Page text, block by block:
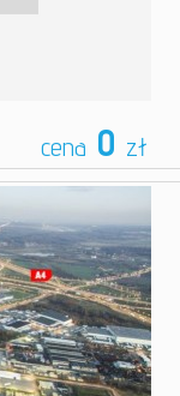
cena 0 zł